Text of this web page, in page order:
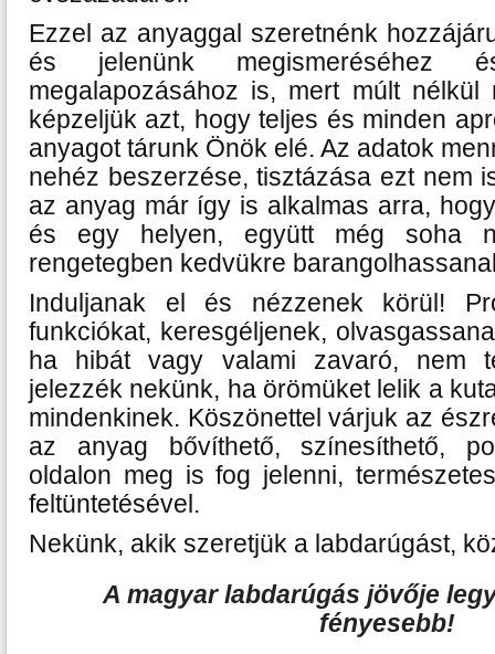
Ezzel az anyaggal szeretnénk
és jelenünk
megalapozásához is, mert múlt
képzeljük azt, hogy teljes és minden
anyagot tárunk Önök elé. Az adatok
nehéz beszerzése, tisztázása ezt nem
az anyag már így is alkalmas arra,
és egy helyen, együtt még soha
rengetegben kedvükre
Induljanak el és nézzenek körül!
funkciókat, keresgéljenek,
ha hibát vagy valami zavaró, nem
jelezzék nekünk, ha örömüket lelik a
mindenkinek. Köszönettel várjuk az
az anyag bővíthető, színesíthető,
oldalon meg is fog jelenni,
feltüntetésével.
Nekünk, akik szeretjük a labdarúgást,
A magyar labdarúgás jövője
fényesebb!